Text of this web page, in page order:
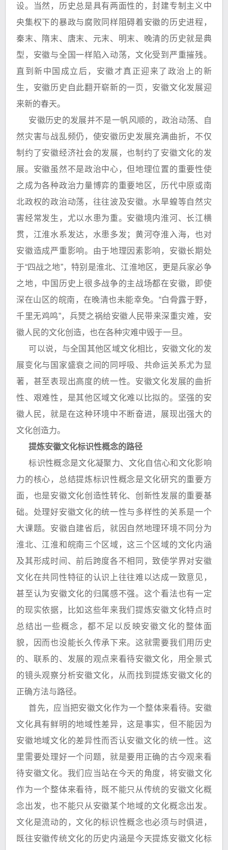
设。当然，历史总是具有两面性的，封建专制主义中
央集权下的暴政与腐败同样阻碍着安徽的历史进程，
秦末、隋末、唐末、元末、明末、晚清的历史就是典
型，安徽与全国一样陷入动荡，文化受到严重摧残。
直到新中国成立后，安徽才真正迎来了政治上的新
生，安徽历史自此翻开崭新的一页，安徽文化发展迎
来新的春天。
安徽历史的发展并不是一帆风顺的，政治动荡、自
然灾害与战乱频仍，使安徽历史发展充满曲折，不仅
制约了安徽经济社会的发展，也制约了安徽文化的发
展。安徽虽然不是政治中心，但地理位置的重要性使
之成为各种政治力量博弈的重要地区，历代中原或南
北政权的政治动荡，往往波及安徽。水旱蝗等自然灾
害经常发生，尤以水患为重。安徽境内淮河、长江横
贯，江淮水系发达，水患多发；黄河夺淮入海，也对
安徽造成严重影响。由于地理因素影响，安徽长期处
于“四战之地”，特别是淮北、江淮地区，更是兵家必争
之地，中国历史上很多战争的主战场都在安徽，即使
深在山区的皖南，在晚清也未能幸免。“白骨露于野，
千里无鸡鸣”，兵燹之祸给安徽人民带来深重灾难，安
徽人民的文化创造，也在各种灾难中毁于一旦。
可以说，与全国其他区域文化相比，安徽文化的发
展变化与国家盛衰之间的同呼吸、共命运关系尤为显
著，甚至表现出高度的统一性。安徽文化发展的曲折
性、艰难性，是其他区域文化难以比拟的。坚强的安
徽人民，就是在这种环境中不断奋进，展现出强大的
文化创造力。
提炼安徽文化标识性概念的路径
标识性概念是文化凝聚力、文化自信心和文化影响
力的核心，总结提炼标识性概念是文化研究的重要方
面，也是安徽文化创造性转化、创新性发展的重要基
础。处理好安徽文化的统一性与多样性的关系是一个
大课题。安徽自建省后，就因自然地理环境不同分为
淮北、江淮和皖南三个区域，这三个区域的文化内涵
及其形成时间、前后跨度各不相同，致使学界对安徽
文化在共同性特征的认识上往往难以达成一致意见，
甚至认为安徽文化的归属感不强。这个看法也有一定
的现实依据，比如这些年来我们提炼安徽文化特点时
总结出一些概念，都不足以反映安徽文化的整体面
貌，因而也没能长久传承下来。这就需要我们用历史
的、联系的、发展的观点来看待安徽文化，用全景式
的镜头观察分析安徽文化，从而找到提炼安徽文化的
正确方法与路径。
首先，应当把安徽文化作为一个整体来看待。安徽
文化具有鲜明的地域性差异，这是事实，但不能因为
安徽地域文化的差异性而否认安徽文化的统一性。这
里需要处理好一个问题，就是要用正确的古今观来看
待安徽文化。我们应当站在今天的角度，将安徽文化
作为一个整体来看待，既不能只从传统的安徽文化概
念出发，也不能只从安徽某个地域的文化概念出发。
文化是流动的，文化的标识性概念也必须与时俱进，
既往安徽传统文化的历史内涵是今天提炼安徽文化标